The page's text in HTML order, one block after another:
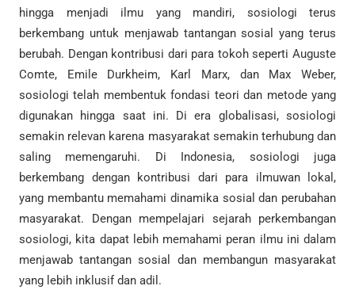
hingga menjadi ilmu yang mandiri, sosiologi terus
berkembang untuk menjawab tantangan sosial yang terus
berubah. Dengan kontribusi dari para tokoh seperti Auguste
Comte, Emile Durkheim, Karl Marx, dan Max Weber,
sosiologi telah membentuk fondasi teori dan metode yang
digunakan hingga saat ini. Di era globalisasi, sosiologi
semakin relevan karena masyarakat semakin terhubung dan
saling memengaruhi. Di Indonesia, sosiologi juga
berkembang dengan kontribusi dari para ilmuwan lokal,
yang membantu memahami dinamika sosial dan perubahan
masyarakat. Dengan mempelajari sejarah perkembangan
sosiologi, kita dapat lebih memahami peran ilmu ini dalam
menjawab tantangan sosial dan membangun masyarakat
yang lebih inklusif dan adil.